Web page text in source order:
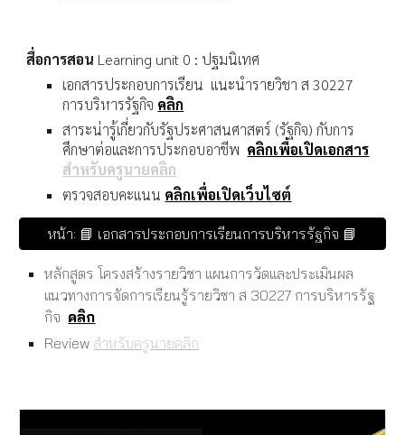
สื่อการสอน Learning unit 0 : ปฐมนิเทศ
เอกสารประกอบการเรียน แนะนำรายวิชา ส 30227
การบริหารรัฐกิจ คลิก
สาระน่ารู้เกี่ยวกับรัฐประศาสนศาสตร์ (รัฐกิจ) กับการ
ศึกษาต่อและการประกอบอาชีพ คลิกเพื่อเปิดเอกสาร
สำหรับครูนายคลิก
ตรวจสอบคะแนน คลิกเพื่อเปิดเว็บไซต์
หน้า: 📘 เอกสารประกอบการเรียนการบริหารรัฐกิจ 📘
หลักสูตร โครงสร้างรายวิชา แผนการวัดและประเมินผล
แนวทางการจัดการเรียนรู้รายวิชา ส 30227 การบริหารรัฐ
กิจ คลิก
Review สำหรับครูนายคลิก